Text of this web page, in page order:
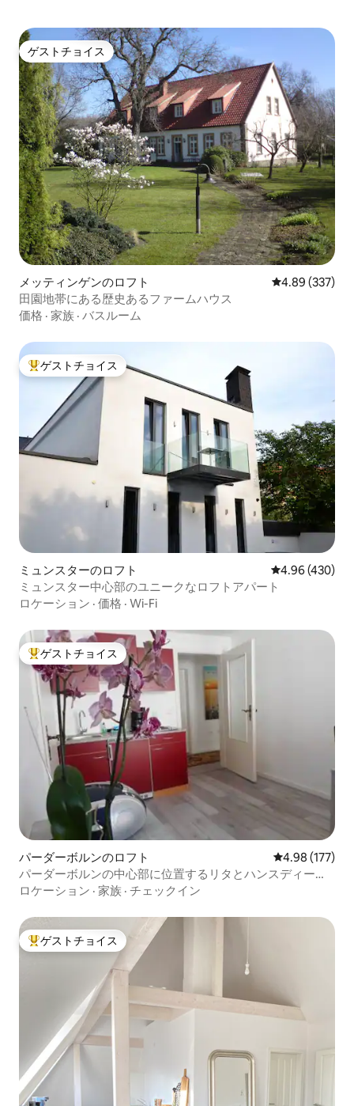
ゲストチョイス
ゲストチョイス
メッティンゲンのロフト レビュー337
4.89 (337)
田園地帯にある歴史あるファームハウス
価格 · 家族 · バスルーム
大好評のゲストチョイスです。
ゲストチョイス
ミュンスターのロフト レビュー430
4.96 (430)
ミュンスター中心部のユニークなロフトアパート
ロケーション · 価格 · Wi-Fi
大好評のゲストチョイスです。
ゲストチョイス
パーダーボルンのロフト レビュー177
4.98 (177)
パーダーボルンの中心部に位置するリタとハンスディータ
ーの家
ロケーション · 家族 · チェックイン
大好評のゲストチョイスです。
ゲストチョイス